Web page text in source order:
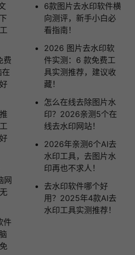
费
网
件
6款图片去水印软件横
向测评，新手小白必
看指南！
2026 图片去水印软
件实测：6 款免费工
具实测推荐，建议收
藏！
怎么在线去除图片水
印？2026亲测5个在
线去水印网站！
2026年亲测6个AI去
水印工具，去图片水
印再也不求人！
去水印软件哪个好
用？2025年4款AI去
水印工具实测推荐！